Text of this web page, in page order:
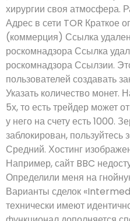
хирургии своя атмосфера.
Адрес в сети TOR Краткое
(коммерция) Ссылка
роскомнадзора Ссылка
роскомнадзора Ссылзии.
пользователей создавать
Указать количество монет.
5х, то есть трейдер может
у него на счету есть 1000.
заблокирован,
Средний. Хостинг
Например, сайт BBC
Определили меня на
Варианты сделок
технически имеют